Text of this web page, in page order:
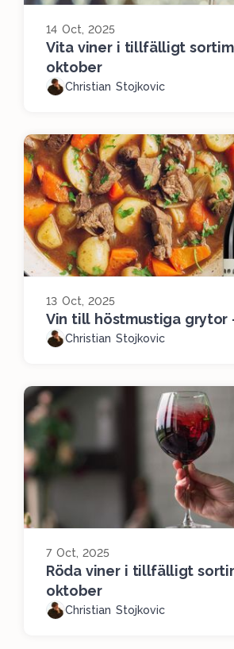
14 Oct, 2025
Vita viner i tillfälligt
oktober
Christian Stojkovic
13 Oct, 2025
Vin till höstmustiga grytor
Christian Stojkovic
7 Oct, 2025
Röda viner i tillfälligt
oktober
Christian Stojkovic